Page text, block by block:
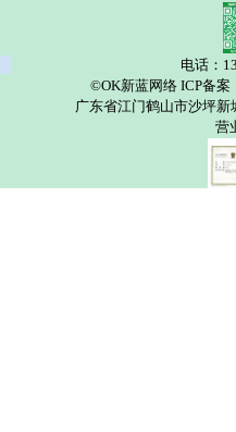
电话：
©OK新蓝网络 ICP备案
广东省江门鹤山市沙坪新
营